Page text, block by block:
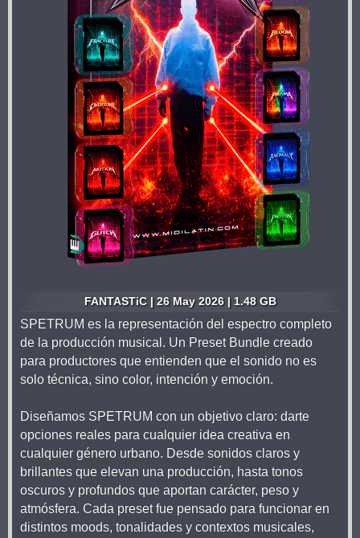
FANTASTiC | 26 May 2026 | 1.48 GB
SPETRUM es la representación del espectro completo
de la producción musical. Un Preset Bundle creado
para productores que entienden que el sonido no es
solo técnica, sino color, intención y emoción.
Diseñamos SPETRUM con un objetivo claro: darte
opciones reales para cualquier idea creativa en
cualquier género urbano. Desde sonidos claros y
brillantes que elevan una producción, hasta tonos
oscuros y profundos que aportan carácter, peso y
atmósfera. Cada preset fue pensado para funcionar en
distintos moods, tonalidades y contextos musicales,